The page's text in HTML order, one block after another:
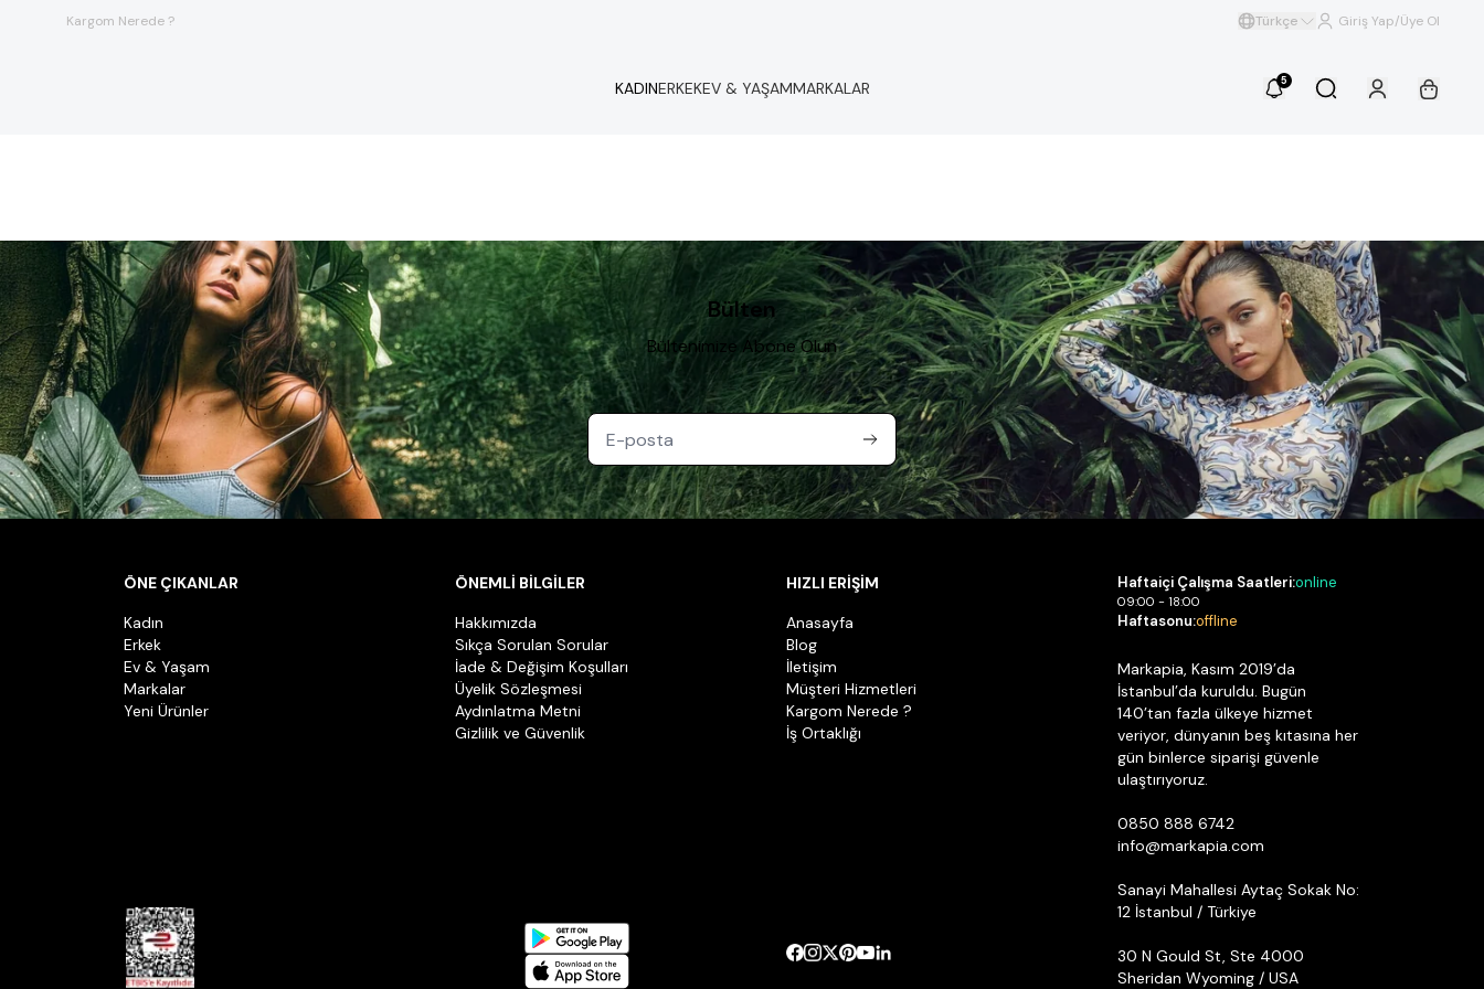
Kargom Nerede ? Türkçe Giriş Yap/Üye Ol
KADINERKEKEV & YAŞAMMARKALAR 5
Bülten
Bültenimize Abone Olun
ÖNE ÇIKANLAR
Kadın
Erkek
Ev & Yaşam
Markalar
Yeni Ürünler
ÖNEMLİ BİLGİLER
Hakkımızda
Sıkça Sorulan Sorular
İade & Değişim Koşulları
Üyelik Sözleşmesi
Aydınlatma Metni
Gizlilik ve Güvenlik
HIZLI ERİŞİM
Anasayfa
Blog
İletişim
Müşteri Hizmetleri
Kargom Nerede ?
İş Ortaklığı
Haftaiçi Çalışma Saatleri:online
09:00 - 18:00
Haftasonu:offline
Markapia, Kasım 2019’da
İstanbul’da kuruldu. Bugün
140’tan fazla ülkeye hizmet
veriyor, dünyanın beş kıtasına her
gün binlerce siparişi güvenle
ulaştırıyoruz.
0850 888 6742
info@markapia.com
Sanayi Mahallesi Aytaç Sokak No:
12 İstanbul / Türkiye
30 N Gould St, Ste 4000
Sheridan Wyoming / USA